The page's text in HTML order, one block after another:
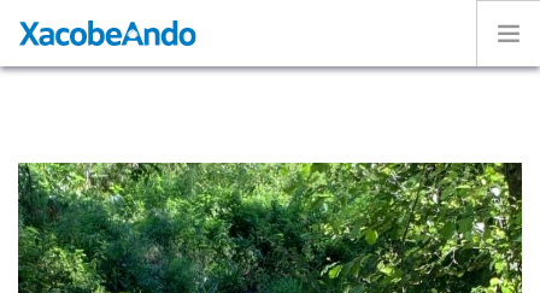
Caminos
Volunteer
Experiences
Exhibition